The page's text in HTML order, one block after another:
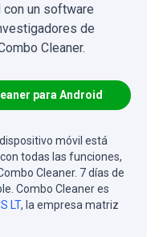
un software
de
Cleaner.
para Android
móvil está
todas las funciones,
Cleaner. 7 días de
Combo Cleaner es
LT, la empresa matriz